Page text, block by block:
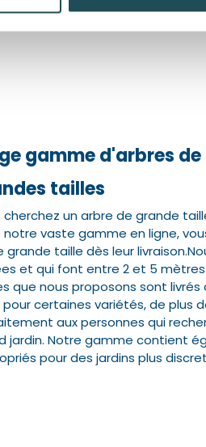
gamme d'arbres de
tailles
cherchez un arbre de grande
notre vaste gamme en ligne,
grande taille dès leur livraison.
et qui font entre 2 et 5
que nous proposons sont
pour certaines variétés, de plus
aux personnes qui
jardin. Notre gamme contient
pour des jardins plus
-
Numéro de téléphone*
Valider
-
Numéro de téléphone*
Valider